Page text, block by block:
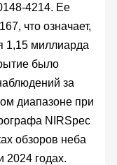
4214. Ее
что означает,
1,15 миллиарда
было
за
диапазоне при
NIRSpec
обзоров неба
2024 годах.